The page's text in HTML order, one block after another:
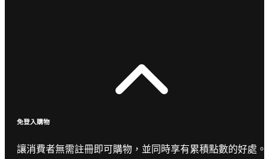
免登入購物
讓消費者無需註冊即可購物，並同時享有累積點數的好處。